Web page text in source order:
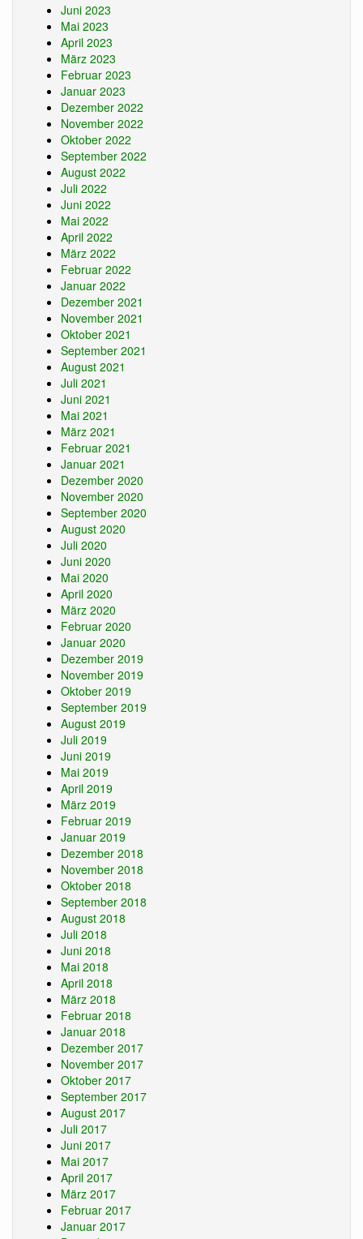
Juni 2023
Mai 2023
April 2023
März 2023
Februar 2023
Januar 2023
Dezember 2022
November 2022
Oktober 2022
September 2022
August 2022
Juli 2022
Juni 2022
Mai 2022
April 2022
März 2022
Februar 2022
Januar 2022
Dezember 2021
November 2021
Oktober 2021
September 2021
August 2021
Juli 2021
Juni 2021
Mai 2021
März 2021
Februar 2021
Januar 2021
Dezember 2020
November 2020
September 2020
August 2020
Juli 2020
Juni 2020
Mai 2020
April 2020
März 2020
Februar 2020
Januar 2020
Dezember 2019
November 2019
Oktober 2019
September 2019
August 2019
Juli 2019
Juni 2019
Mai 2019
April 2019
März 2019
Februar 2019
Januar 2019
Dezember 2018
November 2018
Oktober 2018
September 2018
August 2018
Juli 2018
Juni 2018
Mai 2018
April 2018
März 2018
Februar 2018
Januar 2018
Dezember 2017
November 2017
Oktober 2017
September 2017
August 2017
Juli 2017
Juni 2017
Mai 2017
April 2017
März 2017
Februar 2017
Januar 2017